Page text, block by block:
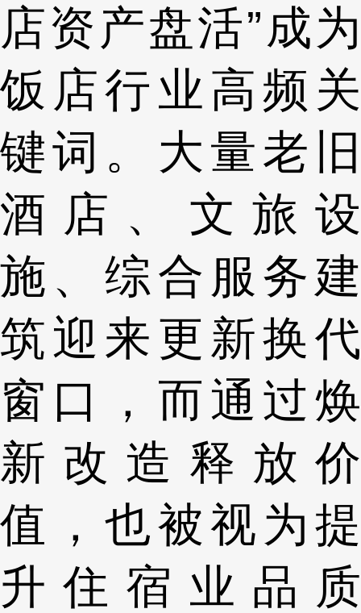
店资产盘活”成为
饭店行业高频关
键词。大量老旧
酒店、文旅设
施、综合服务建
筑迎来更新换代
窗口，而通过焕
新改造释放价
值，也被视为提
升住宿业品质